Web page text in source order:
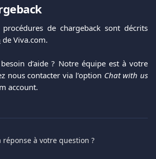
de chargeback sont décrits
de Viva.com.
d’aide ? Notre équipe est à votre
nous contacter via l’option Chat with us
account.
réponse à votre question ?